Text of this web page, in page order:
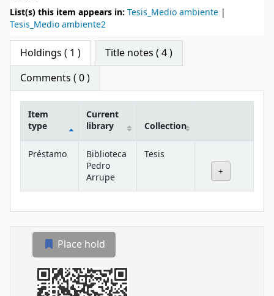
List(s) this item appears in: Tesis_Medio ambiente |
Tesis_Medio ambiente2
Star ratings
Holdings ( 1 )
Title notes ( 4 )
Comments ( 0 )
Holdings
Item
type
Current
library
Collection
Préstamo
Biblioteca
Pedro
Arrupe
Tesis
Place hold